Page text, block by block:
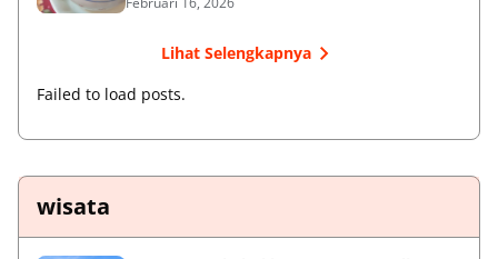
Lihat Selengkapnya
Failed to load posts.
wisata